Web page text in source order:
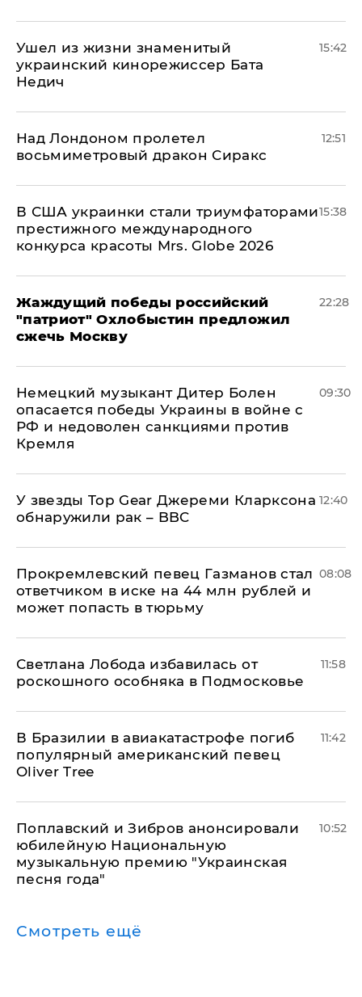
Ушел из жизни знаменитый
украинский кинорежиссер Бата
Недич
15:42
Над Лондоном пролетел
восьмиметровый дракон Сиракс
12:51
В США украинки стали триумфаторами
престижного международного
конкурса красоты Mrs. Globe 2026
15:38
Жаждущий победы российский
"патриот" Охлобыстин предложил
сжечь Москву
22:28
Немецкий музыкант Дитер Болен
опасается победы Украины в войне с
РФ и недоволен санкциями против
Кремля
09:30
У звезды Top Gear Джереми Кларксона
обнаружили рак – BBC
12:40
Прокремлевский певец Газманов стал
ответчиком в иске на 44 млн рублей и
может попасть в тюрьму
08:08
Светлана Лобода избавилась от
роскошного особняка в Подмосковье
11:58
В Бразилии в авиакатастрофе погиб
популярный американский певец
Oliver Tree
11:42
Поплавский и Зибров анонсировали
юбилейную Национальную
музыкальную премию "Украинская
песня года"
10:52
Смотреть ещё